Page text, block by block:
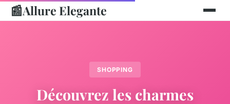
📰Allure Elegante
SHOPPING
Découvrez les charmes